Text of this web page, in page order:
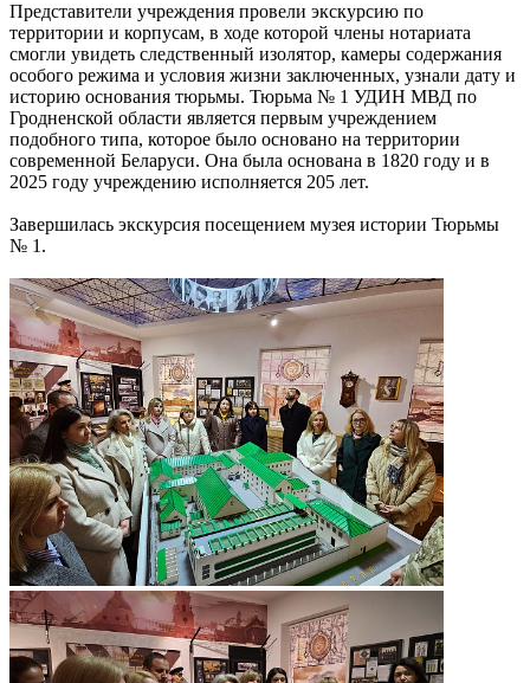
Представители учреждения провели экскурсию по
территории и корпусам, в ходе которой члены нотариата
смогли увидеть следственный изолятор, камеры содержания
особого режима и условия жизни заключенных, узнали дату и
историю основания тюрьмы. Тюрьма № 1 УДИН МВД по
Гродненской области является первым учреждением
подобного типа, которое было основано на территории
современной Беларуси. Она была основана в 1820 году и в
2025 году учреждению исполняется 205 лет.
Завершилась экскурсия посещением музея истории Тюрьмы
№ 1.